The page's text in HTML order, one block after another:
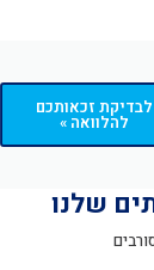
לבדיקת זכאותכם
להלוואה »
שלנו